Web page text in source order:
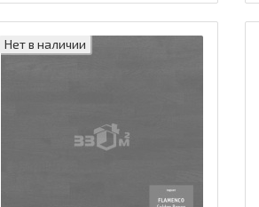
Нет в наличии